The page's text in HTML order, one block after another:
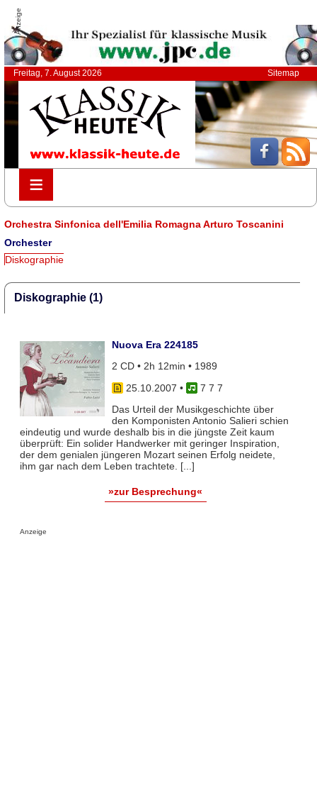
Anzeige
Freitag, 7. August 2026 Sitemap
≡
≡
Orchestra Sinfonica dell'Emilia Romagna Arturo Toscanini
Orchester
Diskographie
Diskographie (1)
Nuova Era 224185
2 CD • 2h 12min • 1989
25.10.2007 •
7 7 7
Das Urteil der Musikgeschichte über
den Komponisten Antonio Salieri schien
eindeutig und wurde deshalb bis in die jüngste Zeit kaum
überprüft: Ein solider Handwerker mit geringer Inspiration,
der dem genialen jüngeren Mozart seinen Erfolg neidete,
ihm gar nach dem Leben trachtete. [...]
»zur Besprechung«
Anzeige